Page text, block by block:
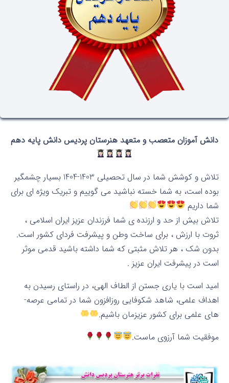
دانش آموزان متعصب و متعهد هنرستان پردیس دانش پایه دهم
تلاش و کوشش شما در سال تحصیلی 1403-1404 بسیار چشمگیر
بوده است، به شما خسته نباشید می گوییم و تبریک ویژه ای برای
شما داریم
تلاش بیش از حد و ارزنده ی شما فرزندان عزیز ایران اسلامی ،
ثروت با ارزش ، برای ساخت وطن و پیشرفت فردای کشور است.
بدون شک ، هر تلاش مثبتی که شما داشته باشید قدمی موثر
است در پیشرفت ایران عزیز .
امید است با یاری جستن از الطاف الهی، در راستای رسیدن به
اهداف علمی، شاهد شکوفایی روزافزون شما در تمامی عرصه­
های علمی برای کشور عزیزمان باشیم.
موفقیت شما آرزوی ماست.